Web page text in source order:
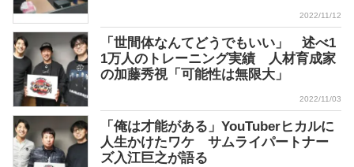
2022/11/12
「世間体なんてどうでもいい」 述べ1
1万人のトレーニング実績 人材育成家
の加藤秀視「可能性は無限大」
2022/11/03
「俺は才能がある」YouTuberヒカルに
人生かけたワケ サムライパートナー
ズ入江巨之が語る